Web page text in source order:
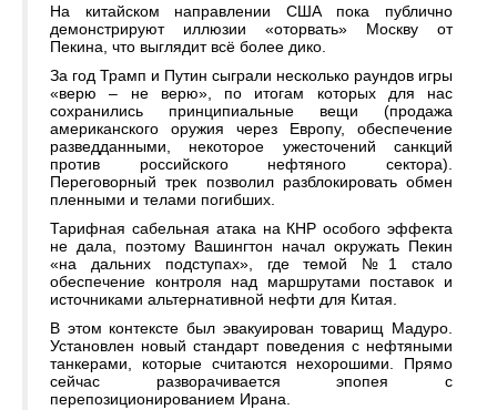
На китайском направлении США пока публично
демонстрируют иллюзии «оторвать» Москву от
Пекина, что выглядит всё более дико.
За год Трамп и Путин сыграли несколько раундов игры
«верю – не верю», по итогам которых для нас
сохранились принципиальные вещи (продажа
американского оружия через Европу, обеспечение
разведданными, некоторое ужесточений санкций
против российского нефтяного сектора).
Переговорный трек позволил разблокировать обмен
пленными и телами погибших.
Тарифная сабельная атака на КНР особого эффекта
не дала, поэтому Вашингтон начал окружать Пекин
«на дальних подступах», где темой №1 стало
обеспечение контроля над маршрутами поставок и
источниками альтернативной нефти для Китая.
В этом контексте был эвакуирован товарищ Мадуро.
Установлен новый стандарт поведения с нефтяными
танкерами, которые считаются нехорошими. Прямо
сейчас разворачивается эпопея с
перепозиционированием Ирана.